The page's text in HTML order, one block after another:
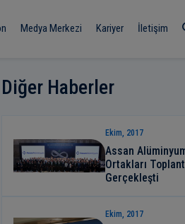
Medya Merkezi Kariyer İletişim
Diğer Haberler
Ekim, 2017
Assan
Ortakları
Gerçekleşti
Ekim, 2017